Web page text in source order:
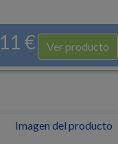
11 € Ver producto